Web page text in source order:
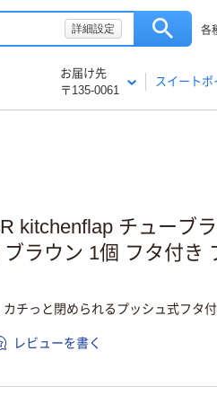
詳細設定 各
お届け先
〒135-0061
スイートポ
kitchenflap チューブ
ラウン 1個 フタ付き
チっと閉められるプッシュ式フタ付
レビューを書く